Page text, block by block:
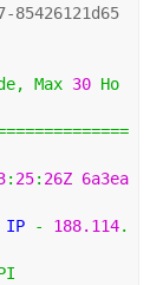
85426121d65
, Max 30 Ho
: 25: 26Z 6a3ea
IP - 188.114.